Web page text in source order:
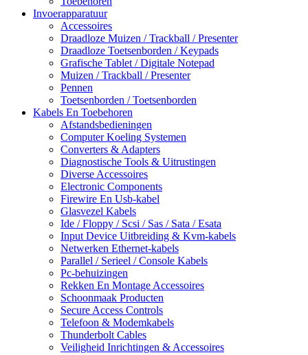
Invoerapparatuur
Accessoires
Draadloze Muizen / Trackball / Presenter
Draadloze Toetsenborden / Keypads
Grafische Tablet / Digitale Notepad
Muizen / Trackball / Presenter
Pennen
Toetsenborden / Toetsenborden
Kabels En Toebehoren
Afstandsbedieningen
Computer Koeling Systemen
Converters & Adapters
Diagnostische Tools & Uitrustingen
Diverse Accessoires
Electronic Components
Firewire En Usb-kabel
Glasvezel Kabels
Ide / Floppy / Scsi / Sas / Sata / Esata
Input Device Uitbreiding & Kvm-kabels
Netwerken Ethernet-kabels
Parallel / Serieel / Console Kabels
Pc-behuizingen
Rekken En Montage Accessoires
Schoonmaak Producten
Secure Access Controls
Telefoon & Modemkabels
Thunderbolt Cables
Veiligheid Inrichtingen & Accessoires